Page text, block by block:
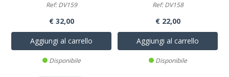
Ref: DV159
€ 32,00
Aggiungi al carrello
Disponibile
Ref: DV158
€ 22,00
Aggiungi al carrello
Disponibile